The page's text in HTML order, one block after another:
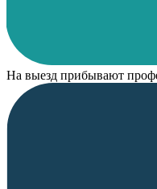
На выезд прибывают